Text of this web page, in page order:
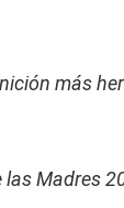
más
las Madres